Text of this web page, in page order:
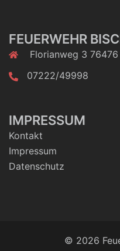
FEUERWEHR
Florianweg 3
07222/49998
IMPRESSUM
Kontakt
Impressum
Datenschutz
© 2026